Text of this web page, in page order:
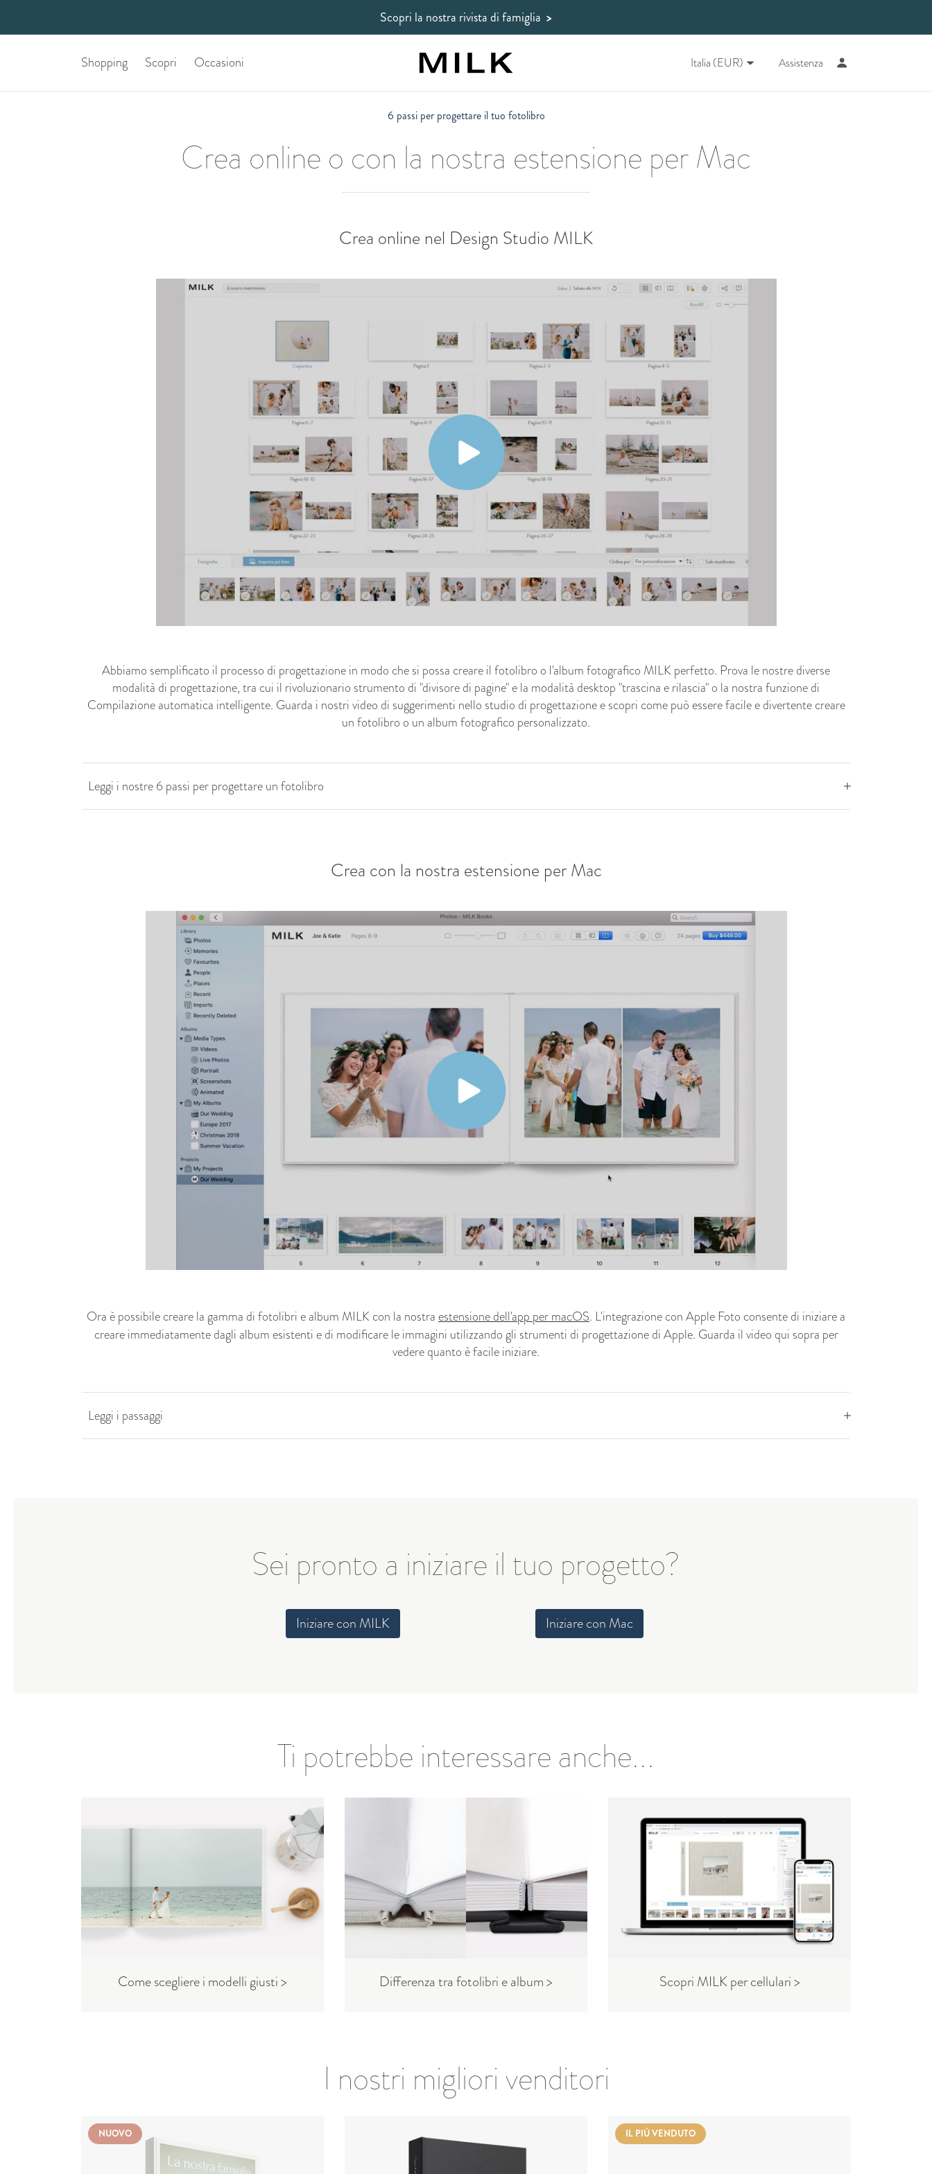
Scopri la nostra rivista di famiglia >
Shopping Scopri Occasioni Italia (EUR) Assistenza
6 passi per progettare il tuo fotolibro
Crea online o con la nostra estensione per Mac
Crea online nel Design Studio MILK
Abbiamo semplificato il processo di progettazione in modo che si possa creare il fotolibro o l'album fotografico MILK perfetto. Prova le nostre diverse
modalità di progettazione, tra cui il rivoluzionario strumento di "divisore di pagine" e la modalità desktop "trascina e rilascia" o la nostra funzione di
Compilazione automatica intelligente. Guarda i nostri video di suggerimenti nello studio di progettazione e scopri come può essere facile e divertente creare
un fotolibro o un album fotografico personalizzato.
Leggi i nostre 6 passi per progettare un fotolibro
Crea con la nostra estensione per Mac
Ora è possibile creare la gamma difotolibri ealbum MILK con la nostra estensione dell'app per macOS. L'integrazione con Apple Foto consente di iniziare a
creare immediatamente dagli album esistenti e di modificare le immagini utilizzando gli strumenti di progettazione di Apple. Guarda il video qui sopra per
vedere quanto è facile iniziare.
Leggi i passaggi
Sei pronto a iniziare il tuo progetto?
Iniziare con MILK Iniziare con Mac
Ti potrebbe interessare anche...
Come scegliere i modelli giusti > Differenza tra fotolibri e album > Scopri MILK per cellulari >
I nostri migliori venditori
NUOVO IL PIÙ VENDUTO